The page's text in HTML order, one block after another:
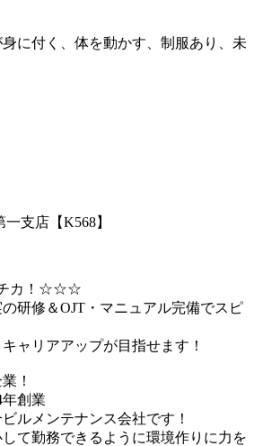
に付く、体を動かす、制服あり、未
支店【K568】
カ！☆☆☆
研修＆OJT・マニュアル完備でスピ
ャリアアップが目指せます！
！
創業
ルメンテナンス会社です！
て勤務できるように環境作りに力を